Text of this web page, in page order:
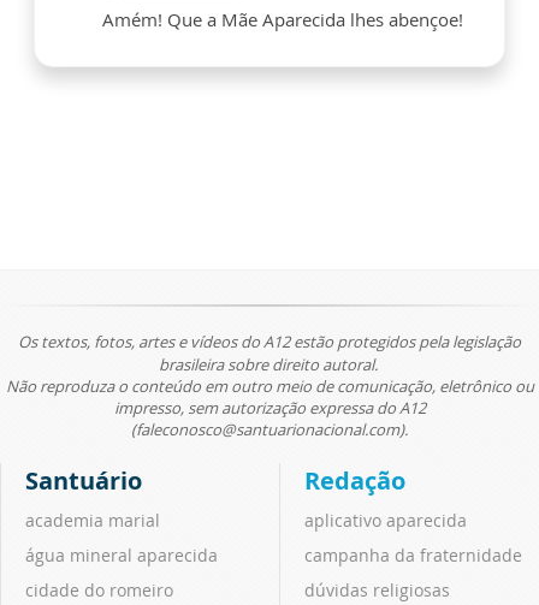
Amém! Que a Mãe Aparecida lhes abençoe!
Os textos, fotos, artes e vídeos do A12 estão protegidos pela legislação
brasileira sobre direito autoral.
Não reproduza o conteúdo em outro meio de comunicação, eletrônico ou
impresso, sem autorização expressa do A12
(faleconosco@santuarionacional.com).
Santuário
academia marial
água mineral aparecida
cidade do romeiro
Redação
aplicativo aparecida
campanha da fraternidade
dúvidas religiosas